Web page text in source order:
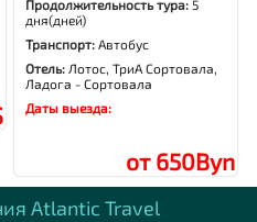
Продолжительность тура: 5
дня(дней)
Транспорт:Автобус
Отель: Лотос, ТриА Сортовала,
Ладога - Сортовала
Даты выезда:
от 650Byn
Аtlantic Travel